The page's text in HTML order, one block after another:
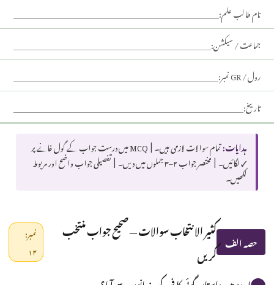
نام طالب علم:
جماعت / سیکشن:
رول / GR نمبر:
تاریخ:
ہدایات: تمام سوالات لازمی ہیں۔ | MCQ میں درست جواب کے گول خانے پر
✓ لگائیں۔ | مختصر جواب ۲–۳ جملوں میں دیں۔ | تفصیلی جواب واضح اور مربوط
لکھیں۔
حصہ الف کثیر الانتخاب سوالات — صحیح جواب منتخب
کریں
نمبر:
۱۲